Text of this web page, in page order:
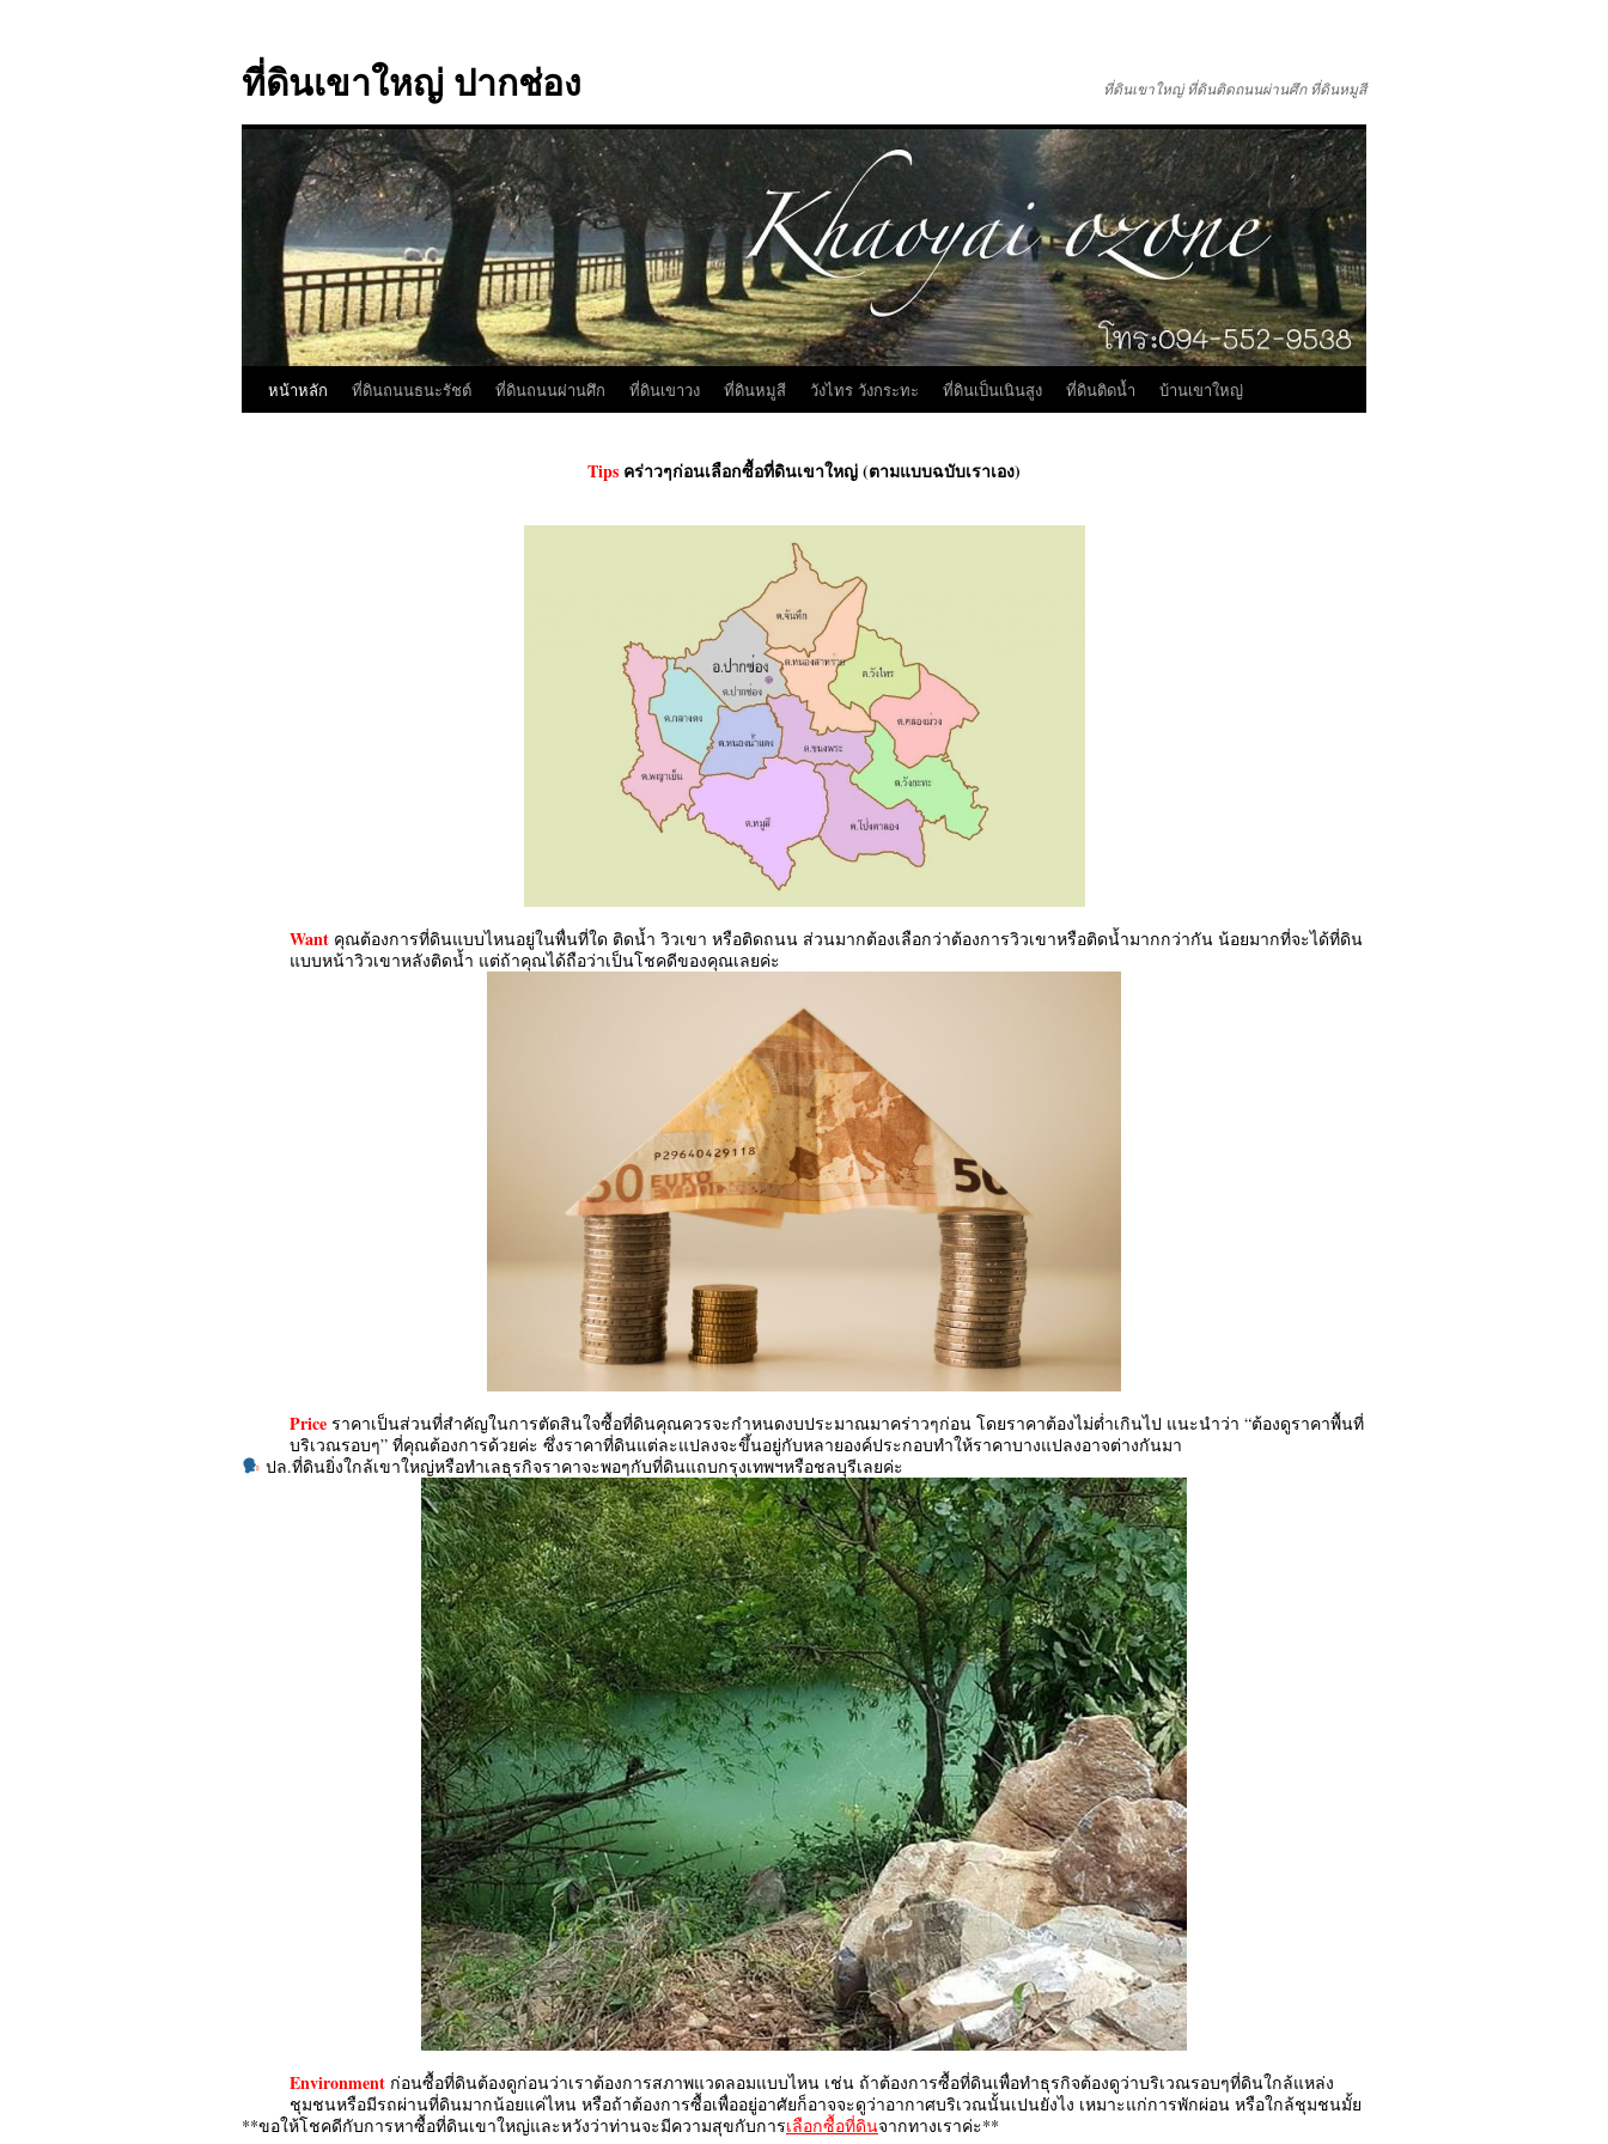
ที่ดินเขาใหญ่ ปากช่อง ที่ดินเขาใหญ่ ที่ดินติดถนนผ่านศึก ที่ดินหมูสี
ข้าม
หน้าหลัก ที่ดินถนนธนะรัชต์ ที่ดินถนนผ่านศึก ที่ดินเขาวง ที่ดินหมูสี วังไทร วังกระทะ ที่ดินเป็นเนินสูง ที่ดินติดน้ำ บ้านเขาใหญ่
Tips คร่าวๆก่อนเลือกซื้อที่ดินเขาใหญ่ (ตามแบบฉบับเราเอง)
Want คุณต้องการที่ดินแบบไหนอยู่ในพื่นที่ใด ติดน้ำ วิวเขา หรือติดถนน ส่วนมากต้องเลือกว่าต้องการวิวเขาหรือติดน้ำมากกว่ากัน น้อยมากที่จะได้ที่ดิน
แบบหน้าวิวเขาหลังติดน้ำ แต่ถ้าคุณได้ถือว่าเป็นโชคดีของคุณเลยค่ะ
Price ราคาเป็นส่วนที่สำคัญในการตัดสินใจซื้อที่ดินคุณควรจะกำหนดงบประมาณมาคร่าวๆก่อน โดยราคาต้องไม่ต่ำเกินไป แนะนำว่า “ต้องดูราคาพื้นที่
บริเวณรอบๆ” ที่คุณต้องการด้วยค่ะ ซึ่งราคาที่ดินแต่ละแปลงจะขึ้นอยู่กับหลายองค์ประกอบทำให้ราคาบางแปลงอาจต่างกันมา
ปล.ที่ดินยิ่งใกล้เขาใหญ่หรือทำเลธุรกิจราคาจะพอๆกับที่ดินแถบกรุงเทพฯหรือชลบุรีเลยค่ะ
Environment ก่อนซื้อที่ดินต้องดูก่อนว่าเราต้องการสภาพแวดลอมแบบไหน เช่น ถ้าต้องการซื้อที่ดินเพื่อทำธุรกิจต้องดูว่าบริเวณรอบๆที่ดินใกล้แหล่ง
ชุมชนหรือมีรถผ่านที่ดินมากน้อยแค่ไหน หรือถ้าต้องการซื้อเพื่ออยู่อาศัยก็อาจจะดูว่าอากาศบริเวณนั้นเปนยังไง เหมาะแก่การพักผ่อน หรือใกล้ชุมชนมั้ย
**ขอให้โชคดีกับการหาซื้อที่ดินเขาใหญ่และหวังว่าท่านจะมีความสุขกับการเลือกซื้อที่ดินจากทางเราค่ะ**